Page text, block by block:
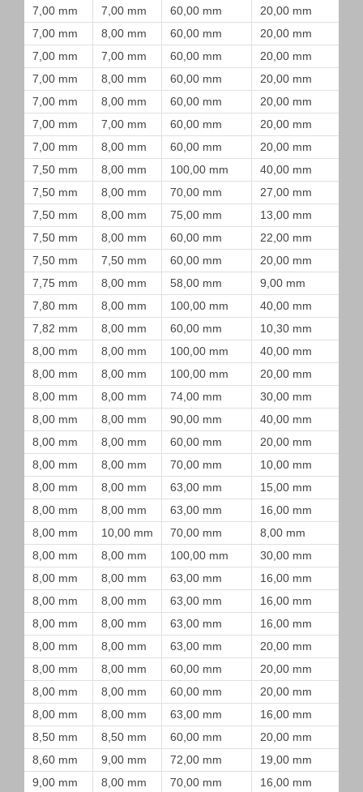
7,00 mm 7,00 mm 60,00 mm
20,00 mm
7,00 mm
8,00 mm 60,00 mm
20,00 mm
7,00 mm
7,00 mm 60,00 mm
20,00 mm
7,00 mm
8,00 mm 60,00 mm
20,00 mm
7,00 mm
8,00 mm 60,00 mm
20,00 mm
7,00 mm
7,00 mm 60,00 mm
20,00 mm
7,00 mm
8,00 mm 60,00 mm
20,00 mm
7,50 mm
8,00 mm 100,00 mm
40,00 mm
7,50 mm
8,00 mm 70,00 mm
27,00 mm
7,50 mm
8,00 mm 75,00 mm
13,00 mm
7,50 mm
8,00 mm 60,00 mm
22,00 mm
7,50 mm
7,50 mm 60,00 mm
20,00 mm
7,75 mm
8,00 mm 58,00 mm
9,00 mm
7,80 mm
8,00 mm 100,00 mm
40,00 mm
7,82 mm
8,00 mm 60,00 mm
10,30 mm
8,00 mm
8,00 mm 100,00 mm
40,00 mm
8,00 mm
8,00 mm 100,00 mm
20,00 mm
8,00 mm
8,00 mm 74,00 mm
30,00 mm
8,00 mm
8,00 mm 90,00 mm
40,00 mm
8,00 mm
8,00 mm 60,00 mm
20,00 mm
8,00 mm
8,00 mm 70,00 mm
10,00 mm
8,00 mm
8,00 mm 63,00 mm
15,00 mm
8,00 mm
8,00 mm 63,00 mm
16,00 mm
8,00 mm
10,00 mm 70,00 mm
8,00 mm
8,00 mm
8,00 mm 100,00 mm
30,00 mm
8,00 mm
8,00 mm 63,00 mm
16,00 mm
8,00 mm
8,00 mm 63,00 mm
16,00 mm
8,00 mm
8,00 mm 63,00 mm
16,00 mm
8,00 mm
8,00 mm 63,00 mm
20,00 mm
8,00 mm
8,00 mm 60,00 mm
20,00 mm
8,00 mm
8,00 mm 60,00 mm
20,00 mm
8,00 mm
8,00 mm 63,00 mm
16,00 mm
8,50 mm
8,50 mm 60,00 mm
20,00 mm
8,60 mm
9,00 mm 72,00 mm
19,00 mm
9,00 mm
8,00 mm 70,00 mm
16,00 mm